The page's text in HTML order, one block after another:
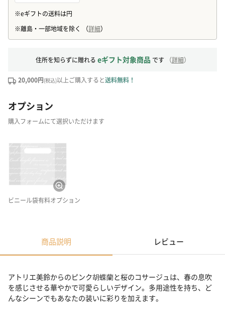
住所を知らずに贈れる eギフト対象商品 です （詳細）
20,000円(税込)以上ご購入すると送料無料！
オプション
購入フォームにて選択いただけます
ビニール袋有料オプション
商品説明 レビュー
アトリエ美鈴からのピンク胡蝶蘭と桜のコサージュは、春の息吹
を感じさせる華やかで可愛らしいデザイン。多用途性を持ち、ど
んなシーンでもあなたの装いに彩りを加えます。